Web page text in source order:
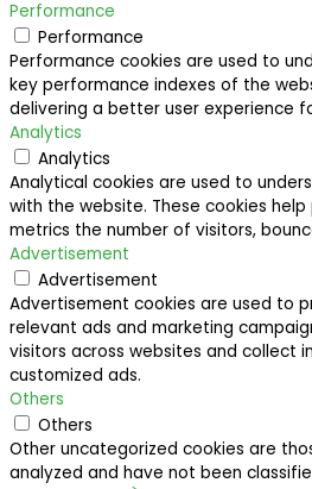
Performance
Performance
Performance cookies are used to
key performance indexes of the
delivering a better user experience
Analytics
Analytics
Analytical cookies are used to
with the website. These cookies
metrics the number of visitors,
Advertisement
Advertisement
Advertisement cookies are used to
relevant ads and marketing
visitors across websites and collect
customized ads.
Others
Others
Other uncategorized cookies are
analyzed and have not been